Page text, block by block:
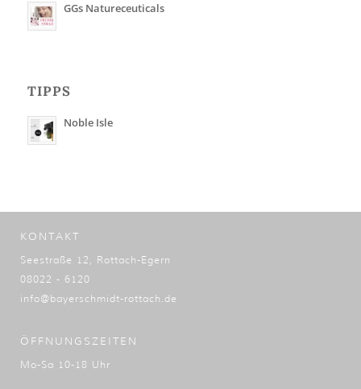
GGs Natureceuticals
TIPPS
Noble Isle
KONTAKT
Seestraße 12, Rottach-Egern
08022 - 6120
info@bayerschmidt-rottach.de
ÖFFNUNGSZEITEN
Mo-Sa 10-18 Uhr